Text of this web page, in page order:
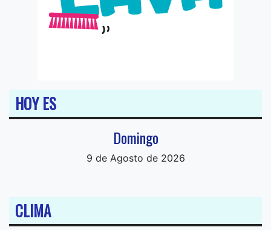
HOY ES
Domingo
9 de Agosto de 2026
CLIMA